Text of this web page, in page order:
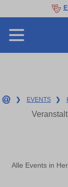
❯ EVENTS ❯
Alle Events in